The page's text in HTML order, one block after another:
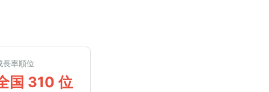
長率順位
国 310 位